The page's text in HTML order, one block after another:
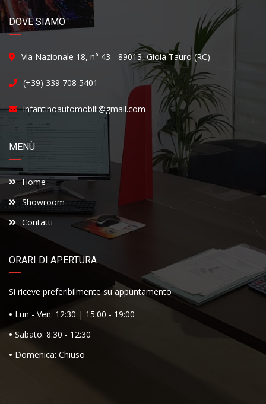
DOVE SIAMO
Via Nazionale 18, n° 43 - 89013, Gioia Tauro (RC)
(+39) 339 708 5401
infantinoautomobili@gmail.com
MENÙ
Home
Showroom
Contatti
ORARI DI APERTURA
Si riceve preferibilmente su appuntamento
• Lun - Ven: 12:30 | 15:00 - 19:00
• Sabato: 8:30 - 12:30
• Domenica: Chiuso